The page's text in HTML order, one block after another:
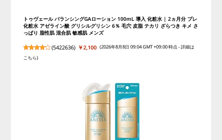
トゥヴェール バランシングGAローション 100mL 導入 化粧水 | 2ヵ月分 プレ
化粧水 アゼライン酸 グリシルグリシン 6％ 毛穴 皮脂 テカリ ざらつき キメ さ
っぱり 脂性肌 混合肌 敏感肌 メンズ
(5422636) ￥2,100 (2026年8月8日 09:04 GMT +09:00 時点 -詳細は
こちら)